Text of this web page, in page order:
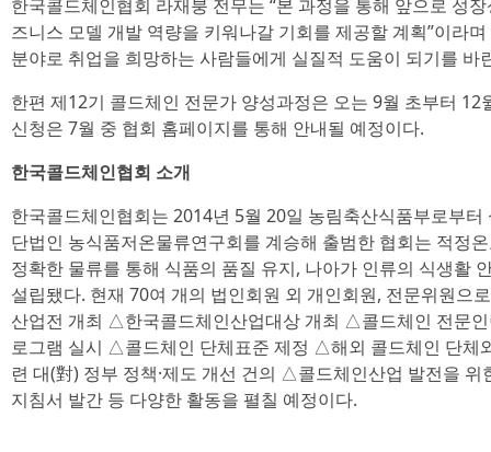
한국콜드체인협회 라재붕 전무는 “본 과정을 통해 앞으로 성
즈니스 모델 개발 역량을 키워나갈 기회를 제공할 계획”이라
분야로 취업을 희망하는 사람들에게 실질적 도움이 되기를 바
한편 제12기 콜드체인 전문가 양성과정은 오는 9월 초부터
신청은 7월 중 협회 홈페이지를 통해 안내될 예정이다.
한국콜드체인협회 소개
한국콜드체인협회는 2014년 5월 20일 농림축산식품부로부
단법인 농식품저온물류연구회를 계승해 출범한 협회는 적정
정확한 물류를 통해 식품의 품질 유지, 나아가 인류의 식생활
설립됐다. 현재 70여 개의 법인회원 외 개인회원, 전문위원으
산업전 개최 △한국콜드체인산업대상 개최 △콜드체인 전문
로그램 실시 △콜드체인 단체표준 제정 △해외 콜드체인 단체
련 대(對) 정부 정책·제도 개선 건의 △콜드체인산업 발전을
지침서 발간 등 다양한 활동을 펼칠 예정이다.